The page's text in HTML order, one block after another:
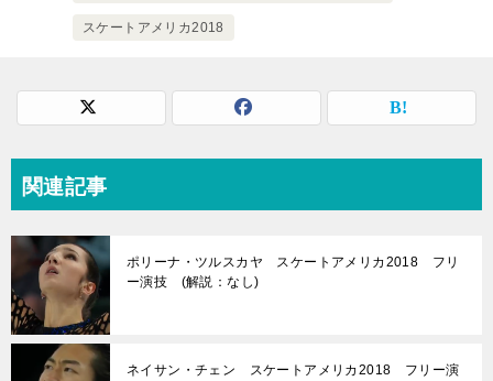
スケートアメリカ2018
関連記事
ポリーナ・ツルスカヤ スケートアメリカ2018 フリ
ー演技 (解説：なし)
ネイサン・チェン スケートアメリカ2018 フリー演